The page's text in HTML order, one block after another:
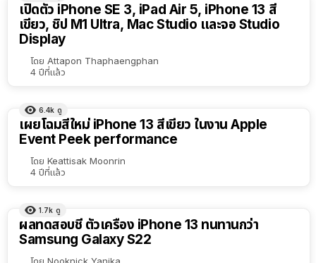
เปิดตัว iPhone SE 3, iPad Air 5, iPhone 13 สี
เขียว, ชิป M1 Ultra, Mac Studio และจอ Studio
Display
โดย Attapon Thaphaengphan
4 ปีที่แล้ว
6.4k ดู
เผยโฉมสีใหม่ iPhone 13 สีเขียว ในงาน Apple
Event Peek performance
โดย Keattisak Moonrin
4 ปีที่แล้ว
1.7k ดู
ผลทดสอบชี้ ตัวเครื่อง iPhone 13 ทนทานกว่า
Samsung Galaxy S22
โดย Nooknick Yanika